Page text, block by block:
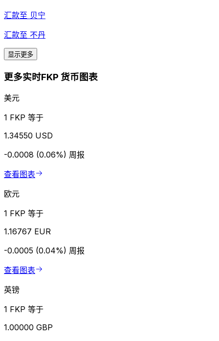
汇款至 贝宁
汇款至 不丹
显示更多
更多实时FKP 货币图表
美元
1 FKP 等于
1.34550 USD
-0.0008 (0.06%) 周报
查看图表
欧元
1 FKP 等于
1.16767 EUR
-0.0005 (0.04%) 周报
查看图表
英镑
1 FKP 等于
1.00000 GBP